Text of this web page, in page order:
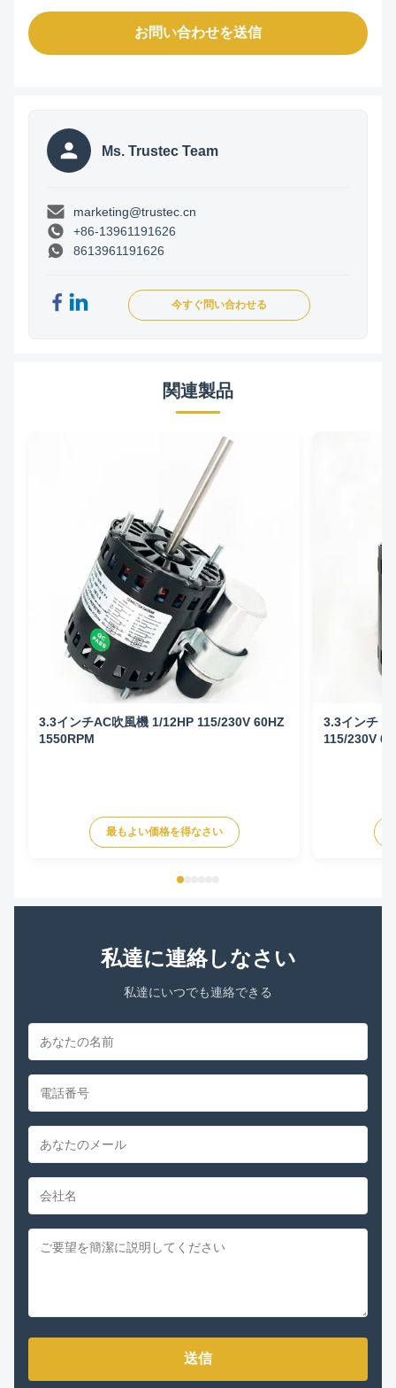
お問い合わせを送信
Ms. Trustec Team
marketing@trustec.cn
+86-13961191626
8613961191626
今すぐ問い合わせる
関連製品
3.3インチAC吹風機 1/12HP 115/230V 60HZ
1550RPM
最もよい価格を得なさい
3.3インチ
115/230V
私達に連絡しなさい
私達にいつでも連絡できる
送信